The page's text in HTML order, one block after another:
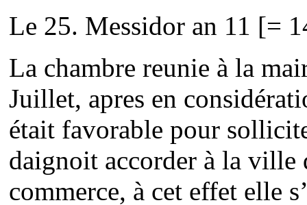
Le 25. Messidor an 11 [=
La chambre reunie à la
Juillet, apres en
était favorable pour
daignoit accorder à la ville
commerce, à cet effet elle